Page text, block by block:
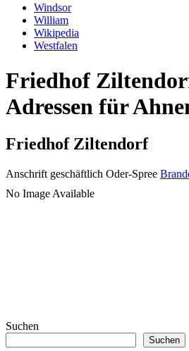
Windsor
William
Wikipedia
Westfalen
Friedhof
Adressen für
Friedhof Ziltendorf
Anschrift geschäftlich Oder-Spree
No Image Available
Suchen
Suchen